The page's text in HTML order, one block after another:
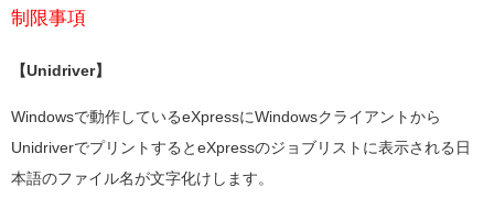
制限事項
【Unidriver】
Windowsで動作しているeXpressにWindowsクライアントから
UnidriverでプリントするとeXpressのジョブリストに表示される日
本語のファイル名が文字化けします。